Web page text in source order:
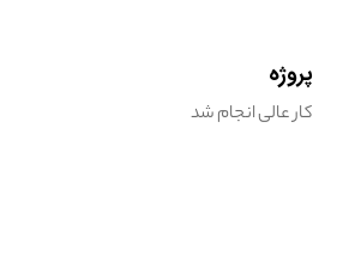
پروژه
کار عالی انجام شد